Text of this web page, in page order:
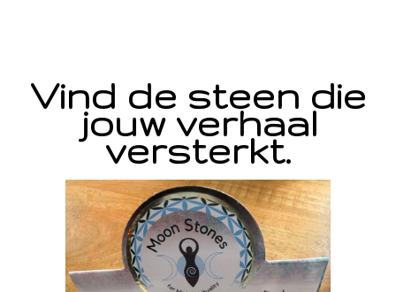
Vind de steen die
jouw verhaal
versterkt.